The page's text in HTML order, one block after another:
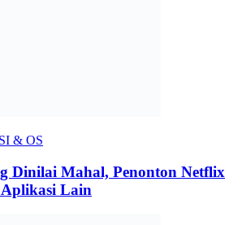
& OS
Dinilai Mahal, Penonton Netflix
Lain